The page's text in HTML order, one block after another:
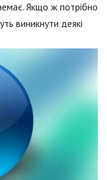
Якщо ж потрібно
виникнути деякі